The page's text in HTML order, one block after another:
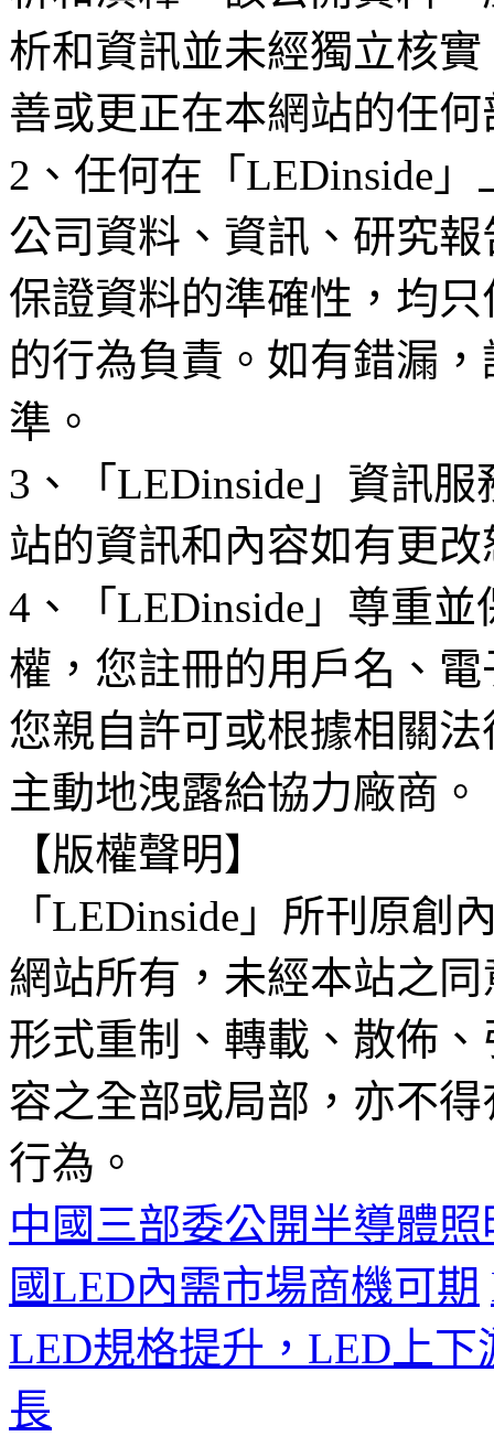
析和資訊並未經獨立核
善或更正在本網站的任
2、任何在「LEDinside
公司資料、資訊、研究
保證資料的準確性，均
的行為負責。如有錯漏
準。
3、「LEDinside」資訊
站的資訊和內容如有更
4、「LEDinside」尊重
權，您註冊的用戶名、
您親自許可或根據相關
主動地洩露給協力廠商。
【版權聲明】
「LEDinside」所刊原創
網站所有，未經本站之
形式重制、轉載、散佈
容之全部或局部，亦不
行為。
中國三部委公開半導體
國LED內需市場商機可期
LED規格提升，LED上
長